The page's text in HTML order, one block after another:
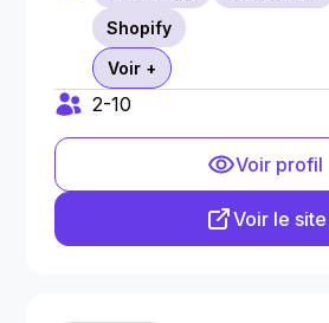
Shopify
Voir +
2-10
Voir profil
Voir le site